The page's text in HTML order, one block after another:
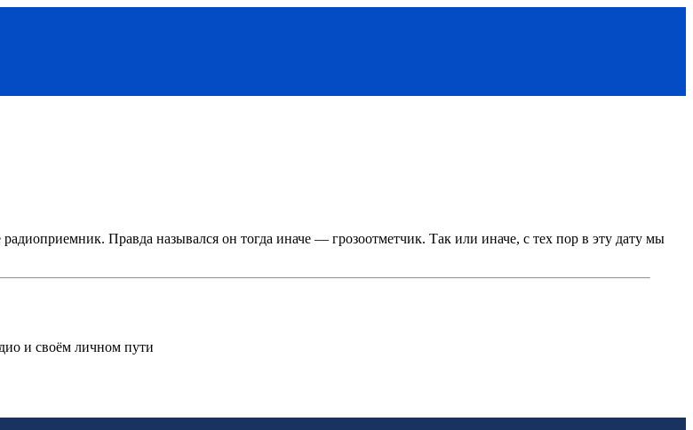
Правда назывался он тогда иначе — грозоотметчик. Так или иначе, с тех пор в эту дату мы
и своём личном пути